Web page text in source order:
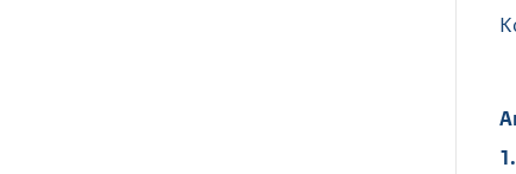
1.